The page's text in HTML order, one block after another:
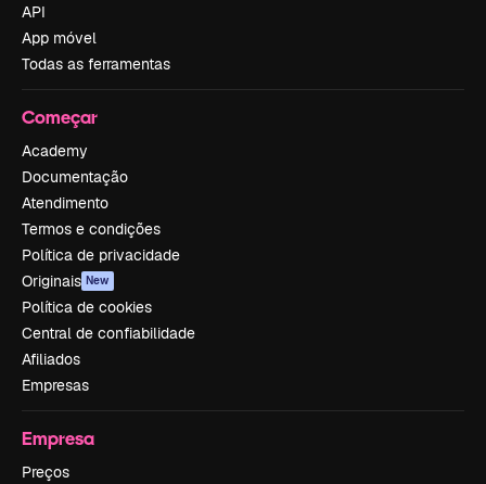
API
App móvel
Todas as ferramentas
Começar
Academy
Documentação
Atendimento
Termos e condições
Política de privacidade
Originais New
Política de cookies
Central de confiabilidade
Afiliados
Empresas
Empresa
Preços